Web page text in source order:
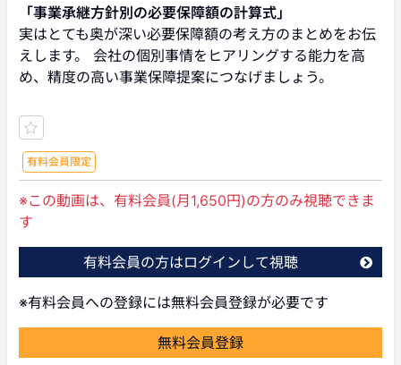
「事業承継方針別の必要保障額の計算式」
実はとても奥が深い必要保障額の考え方のまとめをお伝
えします。 会社の個別事情をヒアリングする能力を高
め、精度の高い事業保障提案につなげましょう。
有料会員限定
※この動画は、有料会員(月1,650円)の方のみ視聴できま
す
有料会員の方はログインして視聴
※有料会員への登録には無料会員登録が必要です
無料会員登録